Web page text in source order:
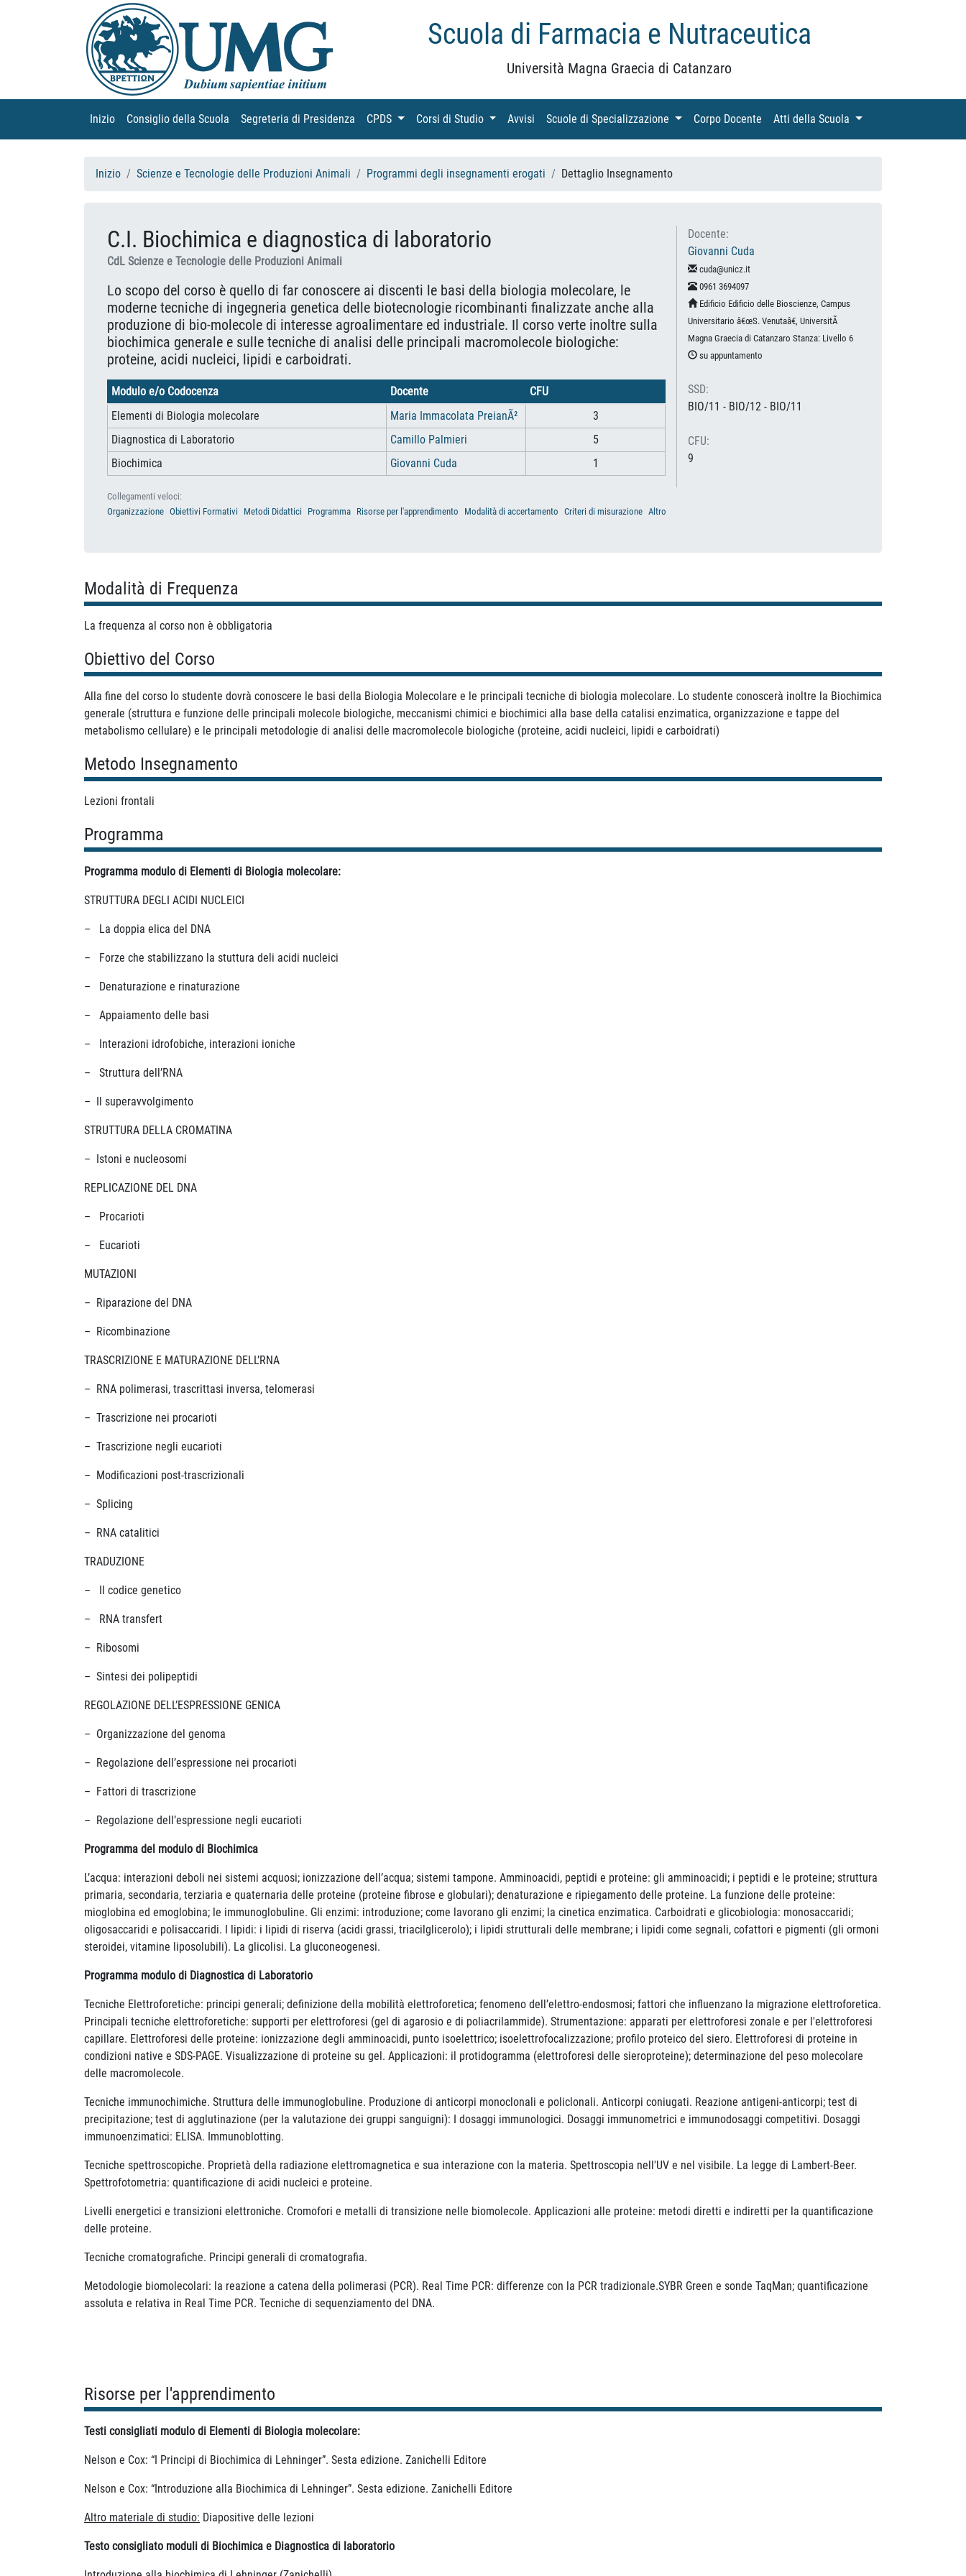
Scuola di Farmacia e Nutraceutica
Università Magna Graecia di Catanzaro
Inizio (current)
Consiglio della Scuola (current)
Segreteria di Presidenza (current)
CPDS (current)Corsi di Studio (current)
Avvisi (current)
Scuole di Specializzazione (current)Corpo Docente (current)
Atti della Scuola (current)
Inizio Scienze e Tecnologie delle Produzioni Animali Programmi degli insegnamenti erogati Dettaglio Insegnamento
C.I. Biochimica e diagnostica di laboratorio
CdL Scienze e Tecnologie delle Produzioni Animali
Lo scopo del corso è quello di far conoscere ai discenti le basi della biologia molecolare, le
moderne tecniche di ingegneria genetica delle biotecnologie ricombinanti finalizzate anche alla
produzione di bio-molecole di interesse agroalimentare ed industriale. Il corso verte inoltre sulla
biochimica generale e sulle tecniche di analisi delle principali macromolecole biologiche:
proteine, acidi nucleici, lipidi e carboidrati.
Modulo e/o Codocenza Docente
CFU
Elementi di Biologia molecolare
Maria Immacolata PreianÃ²
3
Diagnostica di Laboratorio
Camillo Palmieri
5
Biochimica
Giovanni Cuda 1
Docente:
Giovanni Cuda
cuda@unicz.it
0961 3694097
Edificio Edificio delle Bioscienze, Campus
Universitario â€œS. Venutaâ€, UniversitÃ
Magna Graecia di Catanzaro Stanza: Livello 6
su appuntamento
SSD:
BIO/11 - BIO/12 - BIO/11
CFU:
9
Collegamenti veloci:
Organizzazione Obiettivi Formativi Metodi Didattici Programma Risorse per l'apprendimento Modalità di accertamento Criteri di misurazione Altro
Modalità di Frequenza
La frequenza al corso non è obbligatoria
Obiettivo del Corso
Alla fine del corso lo studente dovrà conoscere le basi della Biologia Molecolare e le principali tecniche di biologia molecolare. Lo studente conoscerà inoltre la Biochimica
generale (struttura e funzione delle principali molecole biologiche, meccanismi chimici e biochimici alla base della catalisi enzimatica, organizzazione e tappe del
metabolismo cellulare) e le principali metodologie di analisi delle macromolecole biologiche (proteine, acidi nucleici, lipidi e carboidrati)
Metodo Insegnamento
Lezioni frontali
Programma
Programma modulo di Elementi di Biologia molecolare:
STRUTTURA DEGLI ACIDI NUCLEICI
– La doppia elica del DNA
– Forze che stabilizzano la stuttura deli acidi nucleici
– Denaturazione e rinaturazione
– Appaiamento delle basi
– Interazioni idrofobiche, interazioni ioniche
– Struttura dell’RNA
– Il superavvolgimento
STRUTTURA DELLA CROMATINA
– Istoni e nucleosomi
REPLICAZIONE DEL DNA
– Procarioti
– Eucarioti
MUTAZIONI
– Riparazione del DNA
– Ricombinazione
TRASCRIZIONE E MATURAZIONE DELL’RNA
– RNA polimerasi, trascrittasi inversa, telomerasi
– Trascrizione nei procarioti
– Trascrizione negli eucarioti
– Modificazioni post-trascrizionali
– Splicing
– RNA catalitici
TRADUZIONE
– Il codice genetico
– RNA transfert
– Ribosomi
– Sintesi dei polipeptidi
REGOLAZIONE DELL’ESPRESSIONE GENICA
– Organizzazione del genoma
– Regolazione dell’espressione nei procarioti
– Fattori di trascrizione
– Regolazione dell’espressione negli eucarioti
Programma del modulo di Biochimica
L’acqua: interazioni deboli nei sistemi acquosi; ionizzazione dell’acqua; sistemi tampone. Amminoacidi, peptidi e proteine: gli amminoacidi; i peptidi e le proteine; struttura
primaria, secondaria, terziaria e quaternaria delle proteine (proteine fibrose e globulari); denaturazione e ripiegamento delle proteine. La funzione delle proteine:
mioglobina ed emoglobina; le immunoglobuline. Gli enzimi: introduzione; come lavorano gli enzimi; la cinetica enzimatica. Carboidrati e glicobiologia: monosaccaridi;
oligosaccaridi e polisaccaridi. I lipidi: i lipidi di riserva (acidi grassi, triacilglicerolo); i lipidi strutturali delle membrane; i lipidi come segnali, cofattori e pigmenti (gli ormoni
steroidei, vitamine liposolubili). La glicolisi. La gluconeogenesi.
Programma modulo di Diagnostica di Laboratorio
Tecniche Elettroforetiche: principi generali; definizione della mobilità elettroforetica; fenomeno dell’elettro-endosmosi; fattori che influenzano la migrazione elettroforetica.
Principali tecniche elettroforetiche: supporti per elettroforesi (gel di agarosio e di poliacrilammide). Strumentazione: apparati per elettroforesi zonale e per l'elettroforesi
capillare. Elettroforesi delle proteine: ionizzazione degli amminoacidi, punto isoelettrico; isoelettrofocalizzazione; profilo proteico del siero. Elettroforesi di proteine in
condizioni native e SDS-PAGE. Visualizzazione di proteine su gel. Applicazioni: il protidogramma (elettroforesi delle sieroproteine); determinazione del peso molecolare
delle macromolecole.
Tecniche immunochimiche. Struttura delle immunoglobuline. Produzione di anticorpi monoclonali e policlonali. Anticorpi coniugati. Reazione antigeni-anticorpi; test di
precipitazione; test di agglutinazione (per la valutazione dei gruppi sanguigni): I dosaggi immunologici. Dosaggi immunometrici e immunodosaggi competitivi. Dosaggi
immunoenzimatici: ELISA. Immunoblotting.
Tecniche spettroscopiche. Proprietà della radiazione elettromagnetica e sua interazione con la materia. Spettroscopia nell'UV e nel visibile. La legge di Lambert-Beer.
Spettrofotometria: quantificazione di acidi nucleici e proteine.
Livelli energetici e transizioni elettroniche. Cromofori e metalli di transizione nelle biomolecole. Applicazioni alle proteine: metodi diretti e indiretti per la quantificazione
delle proteine.
Tecniche cromatografiche. Principi generali di cromatografia.
Metodologie biomolecolari: la reazione a catena della polimerasi (PCR). Real Time PCR: differenze con la PCR tradizionale.SYBR Green e sonde TaqMan; quantificazione
assoluta e relativa in Real Time PCR. Tecniche di sequenziamento del DNA.
Risorse per l'apprendimento
Testi consigliati modulo di Elementi di Biologia molecolare:
Nelson e Cox: “I Principi di Biochimica di Lehninger”. Sesta edizione. Zanichelli Editore
Nelson e Cox: “Introduzione alla Biochimica di Lehninger”. Sesta edizione. Zanichelli Editore
Altro materiale di studio: Diapositive delle lezioni
Testo consigliato moduli di Biochimica e Diagnostica di laboratorio